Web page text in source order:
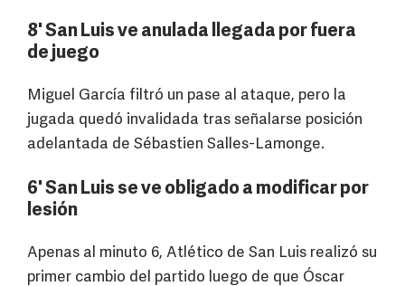
8' San Luis ve anulada llegada por fuera
de juego
Miguel García filtró un pase al ataque, pero la
jugada quedó invalidada tras señalarse posición
adelantada de Sébastien Salles-Lamonge.
6' San Luis se ve obligado a modificar por
lesión
Apenas al minuto 6, Atlético de San Luis realizó su
primer cambio del partido luego de que Óscar